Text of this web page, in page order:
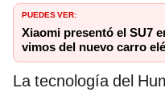
PUEDES VER:
Xiaomi presentó el SU7
vimos del nuevo carro
La tecnología del